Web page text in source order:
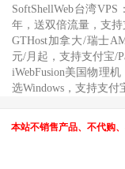
SoftShellWeb台湾
年，送双倍流量，支持
GTHost加拿大/瑞士
元/月起，支持支付宝/
iWebFusion美国物理
选Windows，支持支付
本站不销售产品、不代购